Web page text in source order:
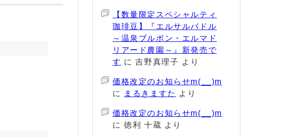
【数量限定スペシャルティ
珈琲豆】『エルサルバドル
～温泉ブルボン・エルマド
リアード農園～』新発売で
す に吉野真理子 より
価格改定のお知らせm(__)m
に
まるきますた より
価格改定のお知らせm(__)m
に徳利 十蔵 より